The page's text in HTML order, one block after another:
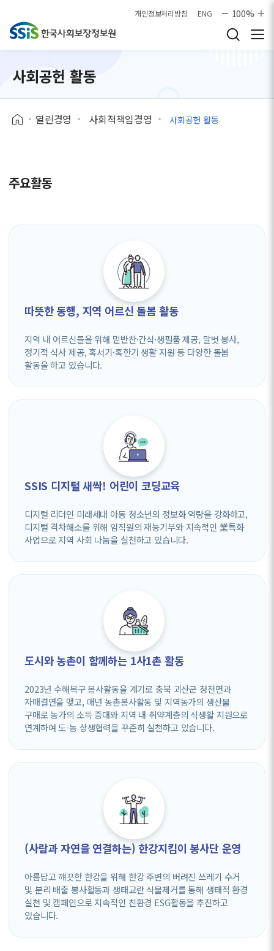
개인정보처리방침 ENG 100%
사회공헌 활동
열린경영 사회적책임경영 사회공헌 활동
주요활동
따뜻한 동행, 지역 어르신 돌봄 활동
지역 내 어르신들을 위해 밑반찬·간식·생필품 제공, 말벗 봉사,
정기적 식사 제공, 혹서기·혹한기 생활 지원 등 다양한 돌봄
활동을 하고 있습니다.
SSIS 디지털 새싹! 어린이 코딩교육
디지털 리더인 미래세대 아동 청소년의 정보화 역량을 강화하고,
디지털 격차해소를 위해 임직원의 재능기부와 지속적인 業특화
사업으로 지역 사회 나눔을 실천하고 있습니다.
도시와 농촌이 함께하는 1사1촌 활동
2023년 수해복구 봉사활동을 계기로 충북 괴산군 청천면과
자매결연을 맺고, 매년 농촌봉사활동 및 지역농가의 생산물
구매로 농가의 소득 증대와 지역 내 취약계층의 식생활 지원으로
연계하여 도-농 상생협력을 꾸준히 실천하고 있습니다.
(사람과 자연을 연결하는) 한강지킴이 봉사단 운영
아름답고 꺠끗한 한강을 위해 한강 주변의 버려진 쓰레기 수거
및 분리 배출 봉사활동과 생태교란 식물제거를 통해 생태적 환경
실천 및 캠페인으로 지속적인 친환경 ESG활동을 추진하고
있습니다.